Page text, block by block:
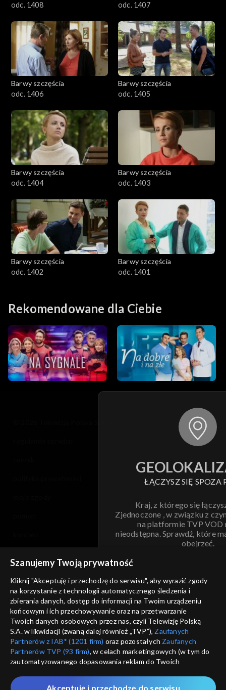
odc. 1408
odc. 1407
Barwy szczęścia
odc. 1406
Barwy szczęścia
odc. 1405
Barwy szczęścia
odc. 1404
Barwy szczęścia
odc. 1403
Barwy szczęścia
odc. 1402
Barwy szczęścia
odc. 1401
Rekomendowane dla Ciebie
ŁĄCZYSZ SIĘ SPOZA
Kraj, z którego się
Zjednoczone , w związku z
na platformie TVP VOD
nieodstępna. Sprawdź, które
obejrzeć.
ANULUJ
informacje o dostawcy usług
Szanujemy Twoją prywatność
Kliknij "Akceptuję i przechodzę do serwisu", aby wyrazić zgody
na korzystanie z technologii automatycznego śledzenia i
zbierania danych, dostęp do informacji na Twoim urządzeniu
końcowym i ich przechowywanie oraz na przetwarzanie
Twoich danych osobowych przez nas, czyli Telewizję Polską
S.A. w likwidacji (zwaną dalej również „TVP”), Zaufanych
Partnerów z IAB* (1201 firm) oraz pozostałych Zaufanych
Partnerów TVP (93 firm), w celach marketingowych (w tym do
zautomatyzowanego dopasowania reklam do Twoich
które wskazujemy poniżej, a także zgody na udostępnianie
Akceptuję i przechodzę do serwisu